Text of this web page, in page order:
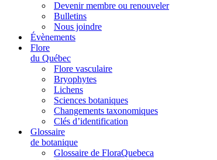
Devenir membre ou renouveler
Bulletins
Nous joindre
Évènements
Flore
du Québec
Flore vasculaire
Bryophytes
Lichens
Sciences botaniques
Changements taxonomiques
Clés d’identification
Glossaire
de botanique
Glossaire de FloraQuebeca